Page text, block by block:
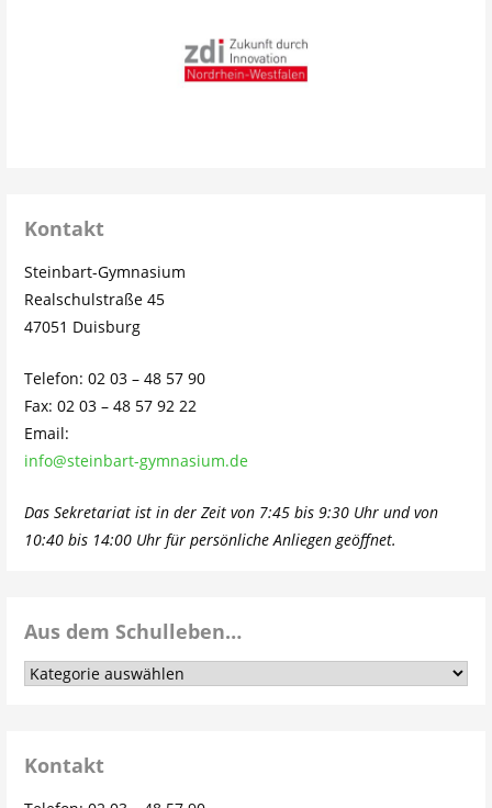
Kontakt
Steinbart-Gymnasium
Realschulstraße 45
47051 Duisburg
Telefon: 02 03 – 48 57 90
Fax: 02 03 – 48 57 92 22
Email:
info@steinbart-gymnasium.de
Das Sekretariat ist in der Zeit von 7:45 bis 9:30 Uhr und von
10:40 bis 14:00 Uhr für persönliche Anliegen geöffnet.
Aus dem Schulleben…
Aus
Kontakt